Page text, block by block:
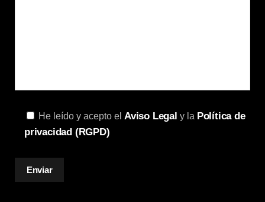
He leído y acepto el Aviso Legal y la Política de
privacidad (RGPD)